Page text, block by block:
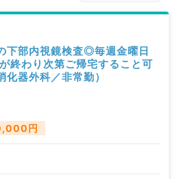
下部内視鏡検査◎毎週金曜日
終わり次第ご帰宅すること可
器外科／非常勤）
円